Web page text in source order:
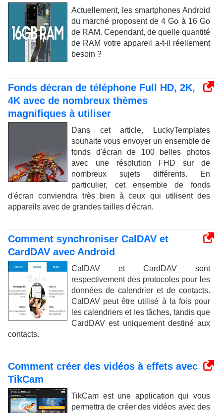
Actuellement, les smartphones Android
du marché proposent de 4 Go à 16 Go
de RAM. Cependant, de quelle quantité
de RAM votre appareil a-t-il réellement
besoin ?
Fonds décran de téléphone Full HD, 2K,
4K avec de nombreux thèmes
magnifiques à utiliser
Dans cet article, LuckyTemplates
souhaite vous envoyer un ensemble de
fonds d'écran de 100 belles photos
avec une résolution FHD sur de
nombreux sujets différents. En
particulier, cet ensemble de fonds
d'écran conviendra très bien à ceux qui utilisent des
appareils avec de grandes tailles d'écran.
Comment synchroniser CalDAV et
CardDAV avec Android
CalDAV et CardDAV sont
respectivement des protocoles pour les
données de calendrier et de contacts.
CalDAV peut être utilisé à la fois pour
les calendriers et les tâches, tandis que
CardDAV est uniquement destiné aux
contacts.
Comment créer des vidéos à effets avec
TikCam
TikCam est une application qui vous
permettra de créer des vidéos avec des